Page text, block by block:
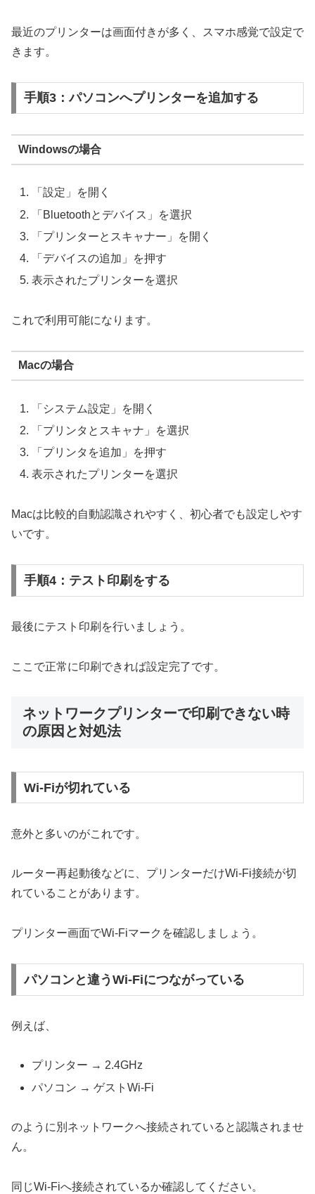
最近のプリンターは画面付きが多く、スマホ感覚で設定で
きます。
手順3：パソコンへプリンターを追加する
Windowsの場合
「設定」を開く
「Bluetoothとデバイス」を選択
「プリンターとスキャナー」を開く
「デバイスの追加」を押す
表示されたプリンターを選択
これで利用可能になります。
Macの場合
「システム設定」を開く
「プリンタとスキャナ」を選択
「プリンタを追加」を押す
表示されたプリンターを選択
Macは比較的自動認識されやすく、初心者でも設定しやす
いです。
手順4：テスト印刷をする
最後にテスト印刷を行いましょう。
ここで正常に印刷できれば設定完了です。
ネットワークプリンターで印刷できない時
の原因と対処法
Wi-Fiが切れている
意外と多いのがこれです。
ルーター再起動後などに、プリンターだけWi-Fi接続が切
れていることがあります。
プリンター画面でWi-Fiマークを確認しましょう。
パソコンと違うWi-Fiにつながっている
例えば、
プリンター → 2.4GHz
パソコン → ゲストWi-Fi
のように別ネットワークへ接続されていると認識されませ
ん。
同じWi-Fiへ接続されているか確認してください。